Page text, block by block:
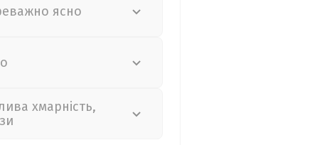
ясно
хмарність,